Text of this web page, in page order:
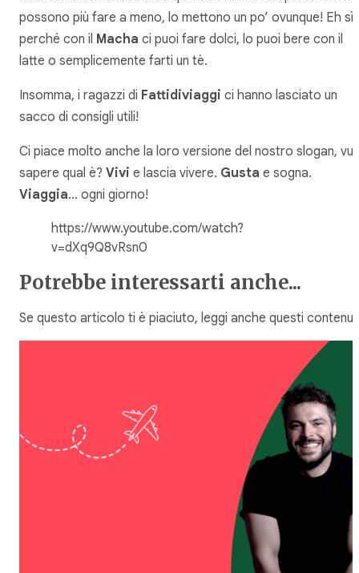
possono più fare a meno, lo mettono un po’ ovunque! Eh sì,
perché con il Macha ci puoi fare dolci, lo puoi bere con il
latte o semplicemente farti un tè.
Insomma, i ragazzi di Fattidiviaggi ci hanno lasciato un
sacco di consigli utili!
Ci piace molto anche la loro versione del nostro slogan,
sapere qual è? Vivi e lascia vivere. Gusta e sogna.
Viaggia… ogni giorno!
https://www.youtube.com/watch?
v=dXq9Q8vRsn0
Potrebbe interessarti anche...
Se questo articolo ti è piaciuto, leggi anche questi